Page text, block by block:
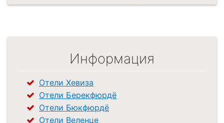
Информация
Отели Хевиза
Отели Берекфюрдё
Отели Бюкфюрдё
Отели Веленце